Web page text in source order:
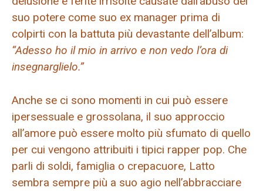
suo potere come suo ex manager prima di
colpirti con la battuta più devastante dell’album:
“Adesso ho il mio in arrivo e non vedo l’ora di
insegnarglielo.”
Anche se ci sono momenti in cui può essere
ipersessuale e grossolana, il suo approccio
all’amore può essere molto più sfumato di quello
per cui vengono attribuiti i tipici rapper pop. Che
parli di soldi, famiglia o crepacuore, Latto
sembra sempre più a suo agio nell’abbracciare